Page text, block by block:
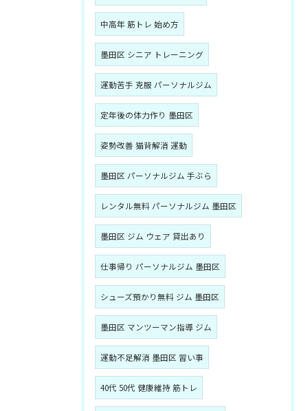
中高年 筋トレ 始め方
墨田区 シニア トレーニング
運動苦手 克服 パーソナルジム
定年後の体力作り 墨田区
姿勢改善 猫背解消 運動
墨田区 パーソナルジム 手ぶら
レンタル無料 パーソナルジム 墨田区
墨田区 ジム ウェア 貸出あり
仕事帰り パーソナルジム 墨田区
シューズ預かり無料 ジム 墨田区
墨田区 マンツーマン指導 ジム
運動不足解消 墨田区 習い事
40代 50代 健康維持 筋トレ